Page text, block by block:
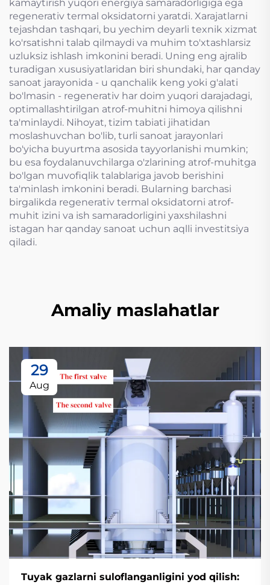
kamaytirish yuqori energiya samaradorligiga ega
regenerativ termal oksidatorni yaratdi. Xarajatlarni
tejashdan tashqari, bu yechim deyarli texnik xizmat
ko'rsatishni talab qilmaydi va muhim to'xtashlarsiz
uzluksiz ishlash imkonini beradi. Uning eng ajralib
turadigan xususiyatlaridan biri shundaki, har qanday
sanoat jarayonida - u qanchalik keng yoki g'alati
bo'lmasin - regenerativ har doim yuqori darajadagi,
optimallashtirilgan atrof-muhitni himoya qilishni
ta'minlaydi. Nihoyat, tizim tabiati jihatidan
moslashuvchan bo'lib, turli sanoat jarayonlari
bo'yicha buyurtma asosida tayyorlanishi mumkin;
bu esa foydalanuvchilarga o'zlarining atrof-muhitga
bo'lgan muvofiqlik talablariga javob berishini
ta'minlash imkonini beradi. Bularning barchasi
birgalikda regenerativ termal oksidatorni atrof-
muhit izini va ish samaradorligini yaxshilashni
istagan har qanday sanoat uchun aqlli investitsiya
qiladi.
Amaliy maslahatlar
29
Aug
Tuyak gazlarni suloflanganligini yod qilish: